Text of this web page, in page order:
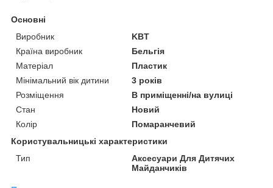
Основні
Виробник
KBT
Країна виробник
Бельгія
Матеріал
Пластик
Мінімальний вік дитини
3 років
Розміщення
В приміщенні/на вулиці
Стан
Новий
Колір
Помаранчевий
Користувальницькі характеристики
Тип
Аксесуари Для Дитячих
Майданчиків